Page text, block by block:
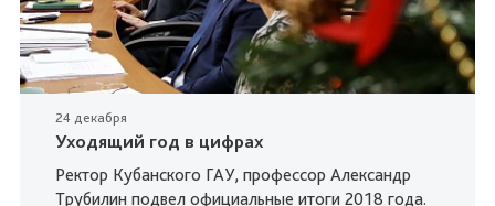
24 декабря
Уходящий год в цифрах
Ректор Кубанского ГАУ, профессор Александр
Трубилин подвел официальные итоги 2018 года.